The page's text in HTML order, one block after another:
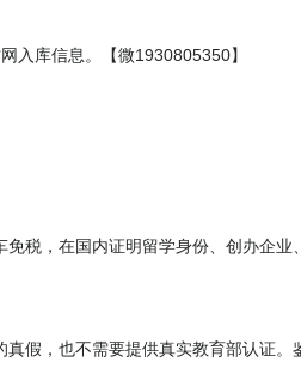
入库信息。【微1930805350】
税，在国内证明留学身份、创办企业
假，也不需要提供真实教育部认证。